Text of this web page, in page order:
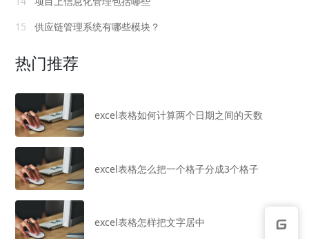
15
供应链管理系统有哪些模块？
热门推荐
excel表格如何计算两个日期之间的天数
excel表格怎么把一个格子分成3个格子
excel表格怎样把文字居中